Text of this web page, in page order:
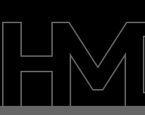
Om
Reparera,
Hållbarhet